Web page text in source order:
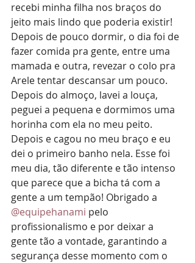
recebi minha filha nos braços do
jeito mais lindo que poderia existir!
Depois de pouco dormir, o dia foi de
fazer comida pra gente, entre uma
mamada e outra, revezar o colo pra
Arele tentar descansar um pouco.
Depois do almoço, lavei a louça,
peguei a pequena e dormimos uma
horinha com ela no meu peito.
Depois e cagou no meu braço e eu
dei o primeiro banho nela. Esse foi
meu dia, tão diferente e tão intenso
que parece que a bicha tá com a
gente a um tempão! Obrigado a
@equipehanami pelo
profissionalismo e por deixar a
gente tão a vontade, garantindo a
segurança desse momento com o